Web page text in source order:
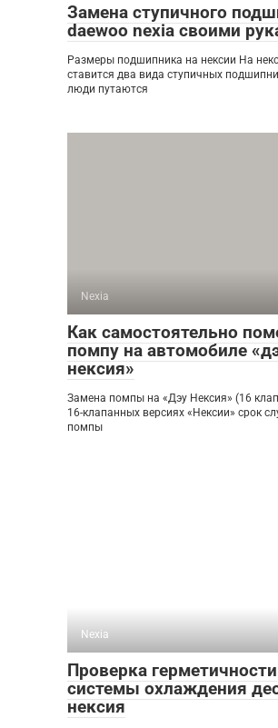
Замена ступичного
daewoo nexia своими
Размеры подшипника на нексии На
ставится два вида ступичных
люди путаются
Nexia
Как самостоятельно
помпу на автомобиле
нексия»
Замена помпы на «Дэу Нексия» (16
16-клапанных версиях «Нексии» срок
помпы
Nexia
Проверка герметичности
системы охлаждения
нексия